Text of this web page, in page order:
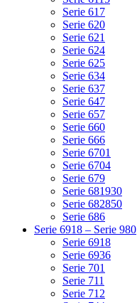
Serie 617
Serie 620
Serie 621
Serie 624
Serie 625
Serie 634
Serie 637
Serie 647
Serie 657
Serie 660
Serie 666
Serie 6701
Serie 6704
Serie 679
Serie 681930
Serie 682850
Serie 686
Serie 6918 – Serie 980
Serie 6918
Serie 6936
Serie 701
Serie 711
Serie 712